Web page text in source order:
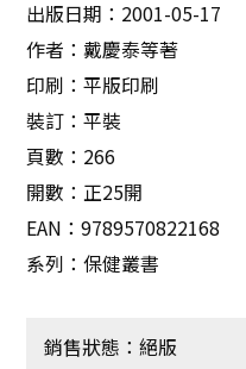
出版日期：2001-05-17
作者：戴慶泰等著
印刷：平版印刷
裝訂：平裝
頁數：266
開數：正25開
EAN：9789570822168
系列：保健叢書
銷售狀態：絕版